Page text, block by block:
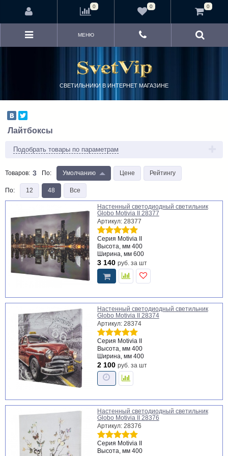
СВЕТИЛЬНИКИ В ИНТЕРНЕТ МАГАЗИНЕ
МЕНЮ
Лайтбоксы
Подобрать товары по параметрам
Товаров: 3 По: Умолчанию Цене Рейтингу
По: 12 48 Все
Настенный светодиодный светильник
Globo Motivia II 28377
Артикул: 28377
Серия Motivia II
Высота, мм 400
Ширина, мм 600
3 140 руб. за шт
Настенный светодиодный светильник
Globo Motivia II 28374
Артикул: 28374
Серия Motivia II
Высота, мм 400
Ширина, мм 400
2 100 руб. за шт
Настенный светодиодный светильник
Globo Motivia II 28376
Артикул: 28376
Серия Motivia II
Высота, мм 400
0 0 0